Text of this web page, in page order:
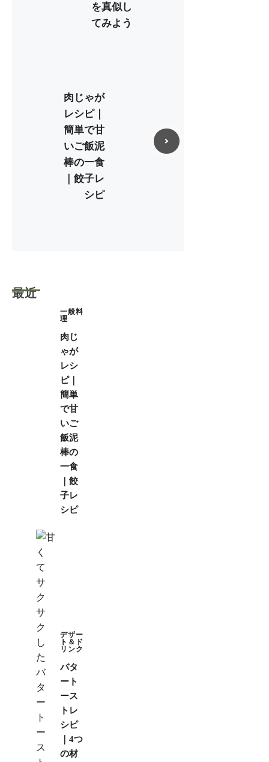
を真似し
てみよう
肉じゃが
レシピ｜
簡単で甘
いご飯泥
棒の一食
｜餃子レ
シピ
最近
一般料
理
肉じ
ゃが
レシ
ピ｜
簡単
で甘
いご
飯泥
棒の
一食
｜餃
子レ
シピ
デザー
ト＆ド
リンク
バタ
ート
ース
トレ
シピ
｜4つ
の材